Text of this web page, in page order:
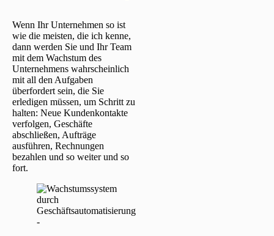
Wenn Ihr Unternehmen so ist
wie die meisten, die ich kenne,
dann werden Sie und Ihr Team
mit dem Wachstum des
Unternehmens wahrscheinlich
mit all den Aufgaben
überfordert sein, die Sie
erledigen müssen, um Schritt zu
halten: Neue Kundenkontakte
verfolgen, Geschäfte
abschließen, Aufträge
ausführen, Rechnungen
bezahlen und so weiter und so
fort.